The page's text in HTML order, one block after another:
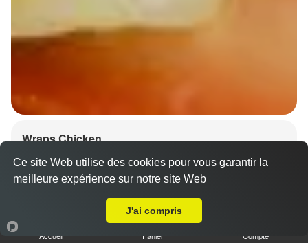
Wraps Chicken
8.50 €
Accueil Panier Compte
Ce site Web utilise des cookies pour vous garantir la
meilleure expérience sur notre site Web
J'ai compris